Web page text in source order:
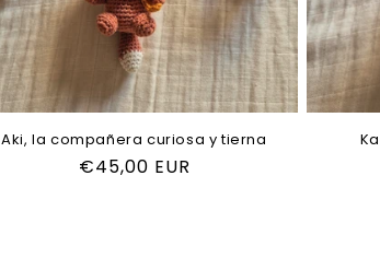
Aki, la compañera curiosa y tierna
Precio
€45,00 EUR